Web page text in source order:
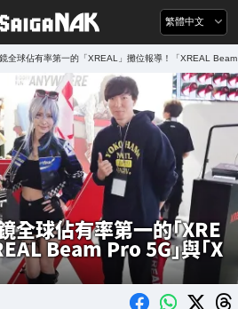
繁體中文
全球佔有率第一的「XREAL」攤位報導！「XREAL
全球佔有率第一的「XRE
Beam Pro 5G」與「X